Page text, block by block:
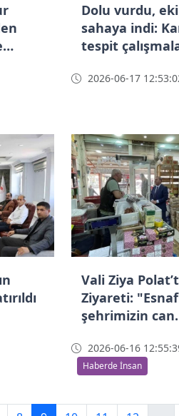
Dolu vurdu,
sahaya indi:
tespit
2026-06-17
Vali Ziya
Ziyareti:
şehrimizin can
2026-06-16
Haberde İnsan